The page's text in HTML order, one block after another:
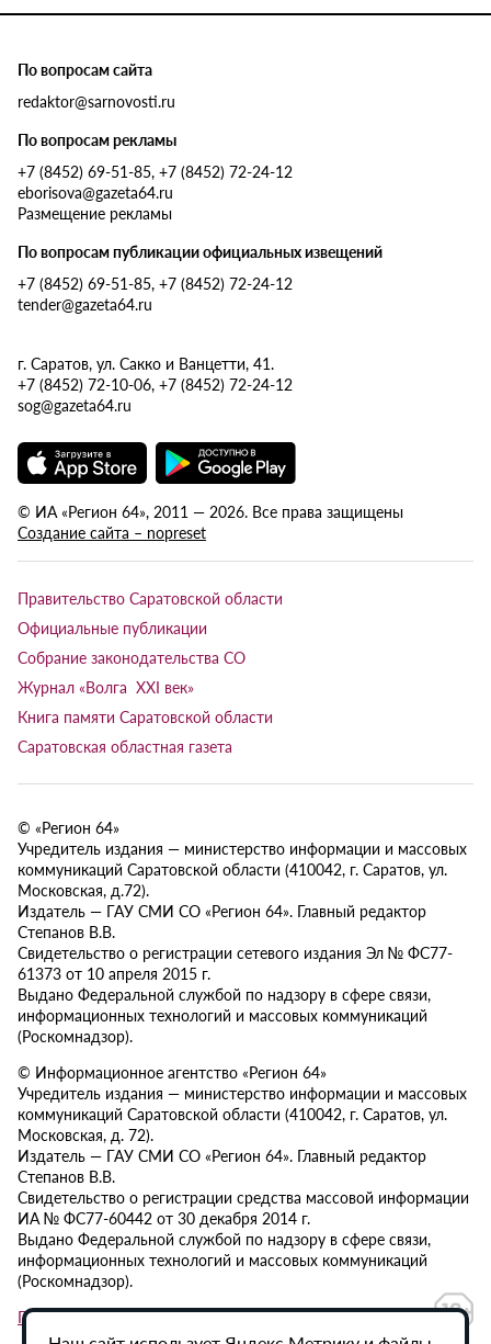
По вопросам сайта
redaktor@sarnovosti.ru
По вопросам рекламы
+7 (8452) 69-51-85, +7 (8452) 72-24-12
eborisova@gazeta64.ru
Размещение рекламы
По вопросам публикации официальных извещений
+7 (8452) 69-51-85, +7 (8452) 72-24-12
tender@gazeta64.ru
г. Саратов, ул. Сакко и Ванцетти, 41.
+7 (8452) 72-10-06, +7 (8452) 72-24-12
sog@gazeta64.ru
© ИА «Регион 64», 2011 — 2026. Все права защищены
Создание сайта – nopreset
Правительство Саратовской области
Официальные публикации
Собрание законодательства СО
Журнал «Волга XXI век»
Книга памяти Саратовской области
Саратовская областная газета
© «Регион 64»
Учредитель издания — министерство информации и массовых
коммуникаций Саратовской области (410042, г. Саратов, ул.
Московская, д.72).
Издатель — ГАУ СМИ СО «Регион 64». Главный редактор
Степанов В.В.
Свидетельство о регистрации сетевого издания Эл № ФС77-
61373 от 10 апреля 2015 г.
Выдано Федеральной службой по надзору в сфере связи,
информационных технологий и массовых коммуникаций
(Роскомнадзор).
© Информационное агентство «Регион 64»
Учредитель издания — министерство информации и массовых
коммуникаций Саратовской области (410042, г. Саратов, ул.
Московская, д. 72).
Издатель — ГАУ СМИ СО «Регион 64». Главный редактор
Степанов В.В.
Свидетельство о регистрации средства массовой информации
ИА № ФС77-60442 от 30 декабря 2014 г.
Выдано Федеральной службой по надзору в сфере связи,
информационных технологий и массовых коммуникаций
(Роскомнадзор).
Политика в отношении обработки персональных данных